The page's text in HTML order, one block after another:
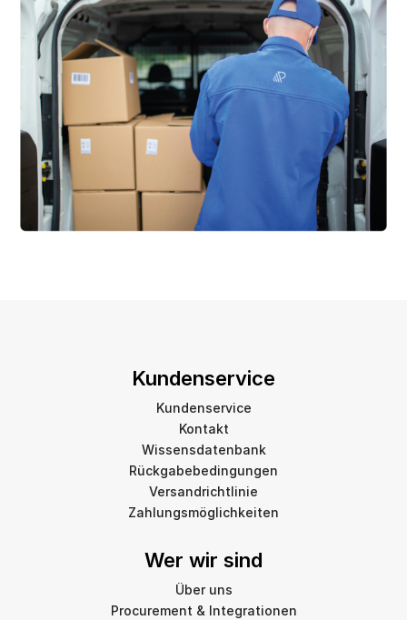
Kundenservice
Kundenservice
Kontakt
Wissensdatenbank
Rückgabebedingungen
Versandrichtlinie
Zahlungsmöglichkeiten
Wer wir sind
Über uns
Procurement & Integrationen